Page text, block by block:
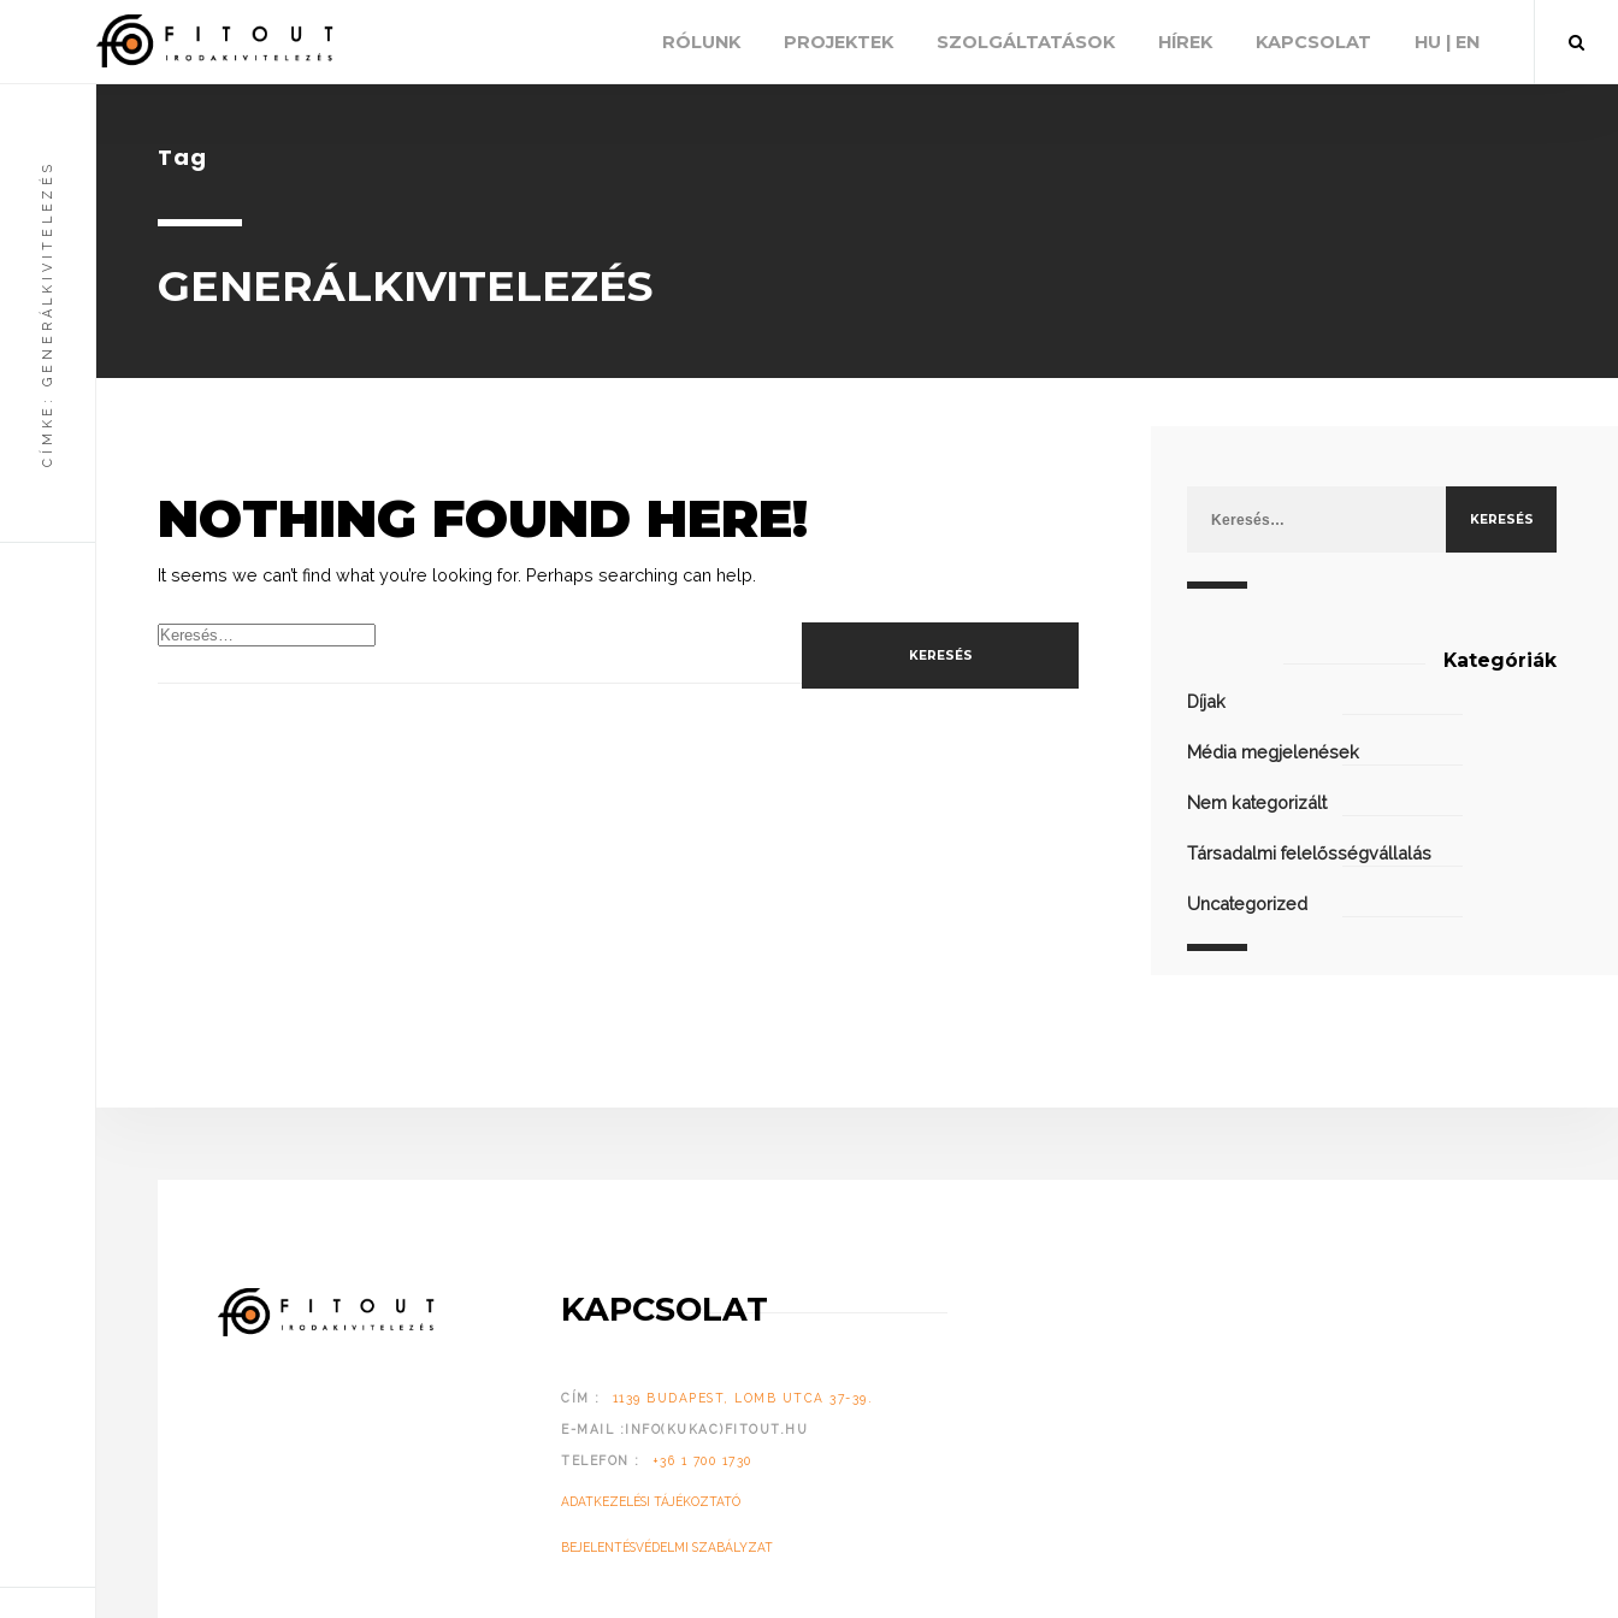
RÓLUNK PROJEKTEK SZOLGÁLTATÁSOK HÍREK KAPCSOLAT HU | EN
Tag
GENERÁLKIVITELEZÉS
NOTHING FOUND HERE!
It seems we can’t find what you’re looking for. Perhaps searching can help.
Keresés:
Kategóriák
Díjak
Média megjelenések
Nem kategorizált
Társadalmi felelősségvállalás
Uncategorized
KAPCSOLAT
CÍM : 1139 BUDAPEST, LOMB UTCA 37-39.
E-MAIL :INFO(KUKAC)FITOUT.HU
TELEFON : +36 1 700 1730
ADATKEZELÉSI TÁJÉKOZTATÓ
BEJELENTÉSVÉDELMI SZABÁLYZAT
CÍMKE:
GENERÁLKIVITELEZÉS